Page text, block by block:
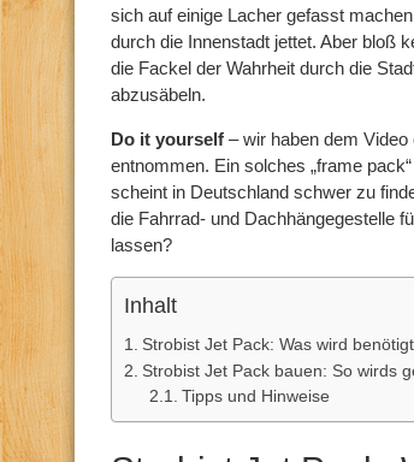
sich auf einige Lacher gefasst
durch die Innenstadt jettet. Aber bloß
die Fackel der Wahrheit durch die
abzusäbeln.
Do it yourself – wir haben dem
entnommen. Ein solches „frame
scheint in Deutschland schwer zu
die Fahrrad- und Dachhängegestelle
lassen?
Inhalt
Strobist Jet Pack: Was wird benötigt
Strobist Jet Pack bauen: So wirds
Tipps und Hinweise